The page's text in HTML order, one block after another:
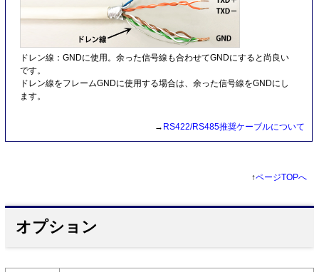
ドレン線：GNDに使用。余った信号線も合わせてGNDにすると尚良い
です。
ドレン線をフレームGNDに使用する場合は、余った信号線をGNDにし
ます。
→ RS422/RS485推奨ケーブルについて
↑ページTOPへ
オプション